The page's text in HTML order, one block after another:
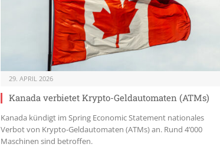
29. APRIL 2026
Kanada verbietet Krypto-Geldautomaten (ATMs)
Kanada kündigt im Spring Economic Statement nationales
Verbot von Krypto-Geldautomaten (ATMs) an. Rund 4’000
Maschinen sind betroffen.